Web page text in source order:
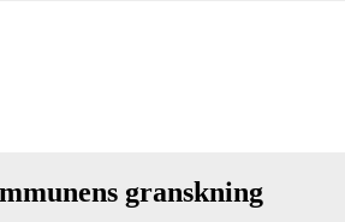
granskning